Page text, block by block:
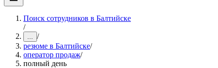
Поиск сотрудников в Балтийске
/
... /
резюме в Балтийске/
оператор продаж/
полный день